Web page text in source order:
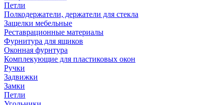
Петли
Полкодержатели, держатели для стекла
Защелки мебельные
Реставрационные материалы
Фурнитура для ящиков
Оконная фурнтура
Комплекующие для пластиковых окон
Ручки
Задвижки
Замки
Петли